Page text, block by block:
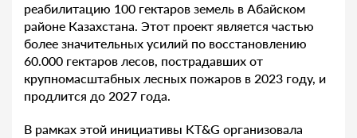
реабилитацию 100 гектаров земель в Абайском
районе Казахстана. Этот проект является частью
более значительных усилий по восстановлению
60.000 гектаров лесов, пострадавших от
крупномасштабных лесных пожаров в 2023 году, и
продлится до 2027 года.
В рамках этой инициативы KT&G организовала